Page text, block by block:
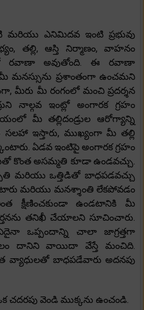
మరియు ఎనిమిదవ ఇంటి ప్రభువు
తల్లి, ఆస్తి నిర్మాణం, వాహనం
రవాణా అవుతోంది. ఈ రవాణా
ప్రశాంతంగా ఉంచమని
మీరు మీ రంగంలో మంచి ప్రదర్శన
నాల్గవ ఇంట్లో అంగారక గ్రహం
మీ తల్లిదండ్రుల ఆరోగ్యాన్ని
సలహా ఇస్తారు, ముఖ్యంగా మీ తల్లి
ఏడవ ఇంటిపై అంగారక గ్రహం
అసమ్మతి కూడా ఉండవచ్చు.
మరియు ఒత్తిడితో బాధపడవచ్చు
మరియు మనశ్శాంతి లేకపోవడం
క్షీణించకుండా ఉండటానికి మీ
తనిఖీ చేయాలని సూచించారు.
ఒప్పందాన్ని చాలా జాగ్రత్తగా
దానిని వాయిదా వేస్తే మంచిది.
వ్యాధులతో బాధపడేవారు అదనపు
చదరపు వెండి ముక్కను ఉంచండి.